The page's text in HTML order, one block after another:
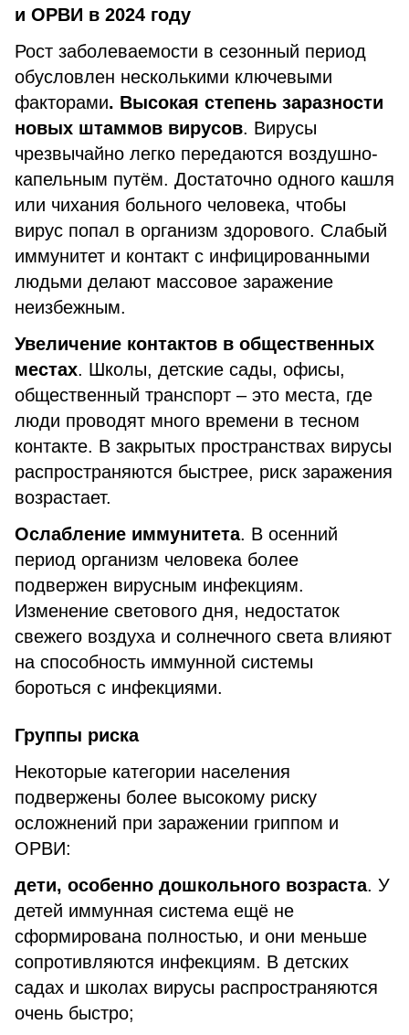
и ОРВИ в 2024 году
Рост заболеваемости в сезонный период
обусловлен несколькими ключевыми
факторами. Высокая степень заразности
новых штаммов вирусов. Вирусы
чрезвычайно легко передаются воздушно-
капельным путём. Достаточно одного кашля
или чихания больного человека, чтобы
вирус попал в организм здорового. Слабый
иммунитет и контакт с инфицированными
людьми делают массовое заражение
неизбежным.
Увеличение контактов в общественных
местах. Школы, детские сады, офисы,
общественный транспорт – это места, где
люди проводят много времени в тесном
контакте. В закрытых пространствах вирусы
распространяются быстрее, риск заражения
возрастает.
Ослабление иммунитета. В осенний
период организм человека более
подвержен вирусным инфекциям.
Изменение светового дня, недостаток
свежего воздуха и солнечного света влияют
на способность иммунной системы
бороться с инфекциями.
Группы риска
Некоторые категории населения
подвержены более высокому риску
осложнений при заражении гриппом и
ОРВИ:
дети, особенно дошкольного возраста. У
детей иммунная система ещё не
сформирована полностью, и они меньше
сопротивляются инфекциям. В детских
садах и школах вирусы распространяются
очень быстро;